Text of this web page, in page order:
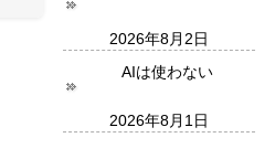
2026年8月2日
AIは使わない
2026年8月1日